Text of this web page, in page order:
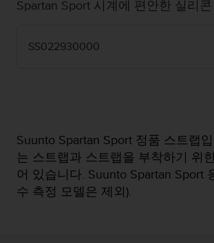
Spartan Sport 시계에 편안한 실리
SS022930000
Suunto Spartan Sport 정품 스트랩
는 스트랩과 스트랩을 부착하기 위
어 있습니다. Suunto Spartan Sport
수 측정 모델은 제외).